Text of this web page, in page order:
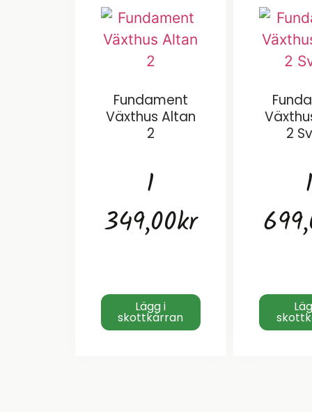
Fundament
Växthus Altan
2
1
349,00kr
Lägg i
skottkärran
2